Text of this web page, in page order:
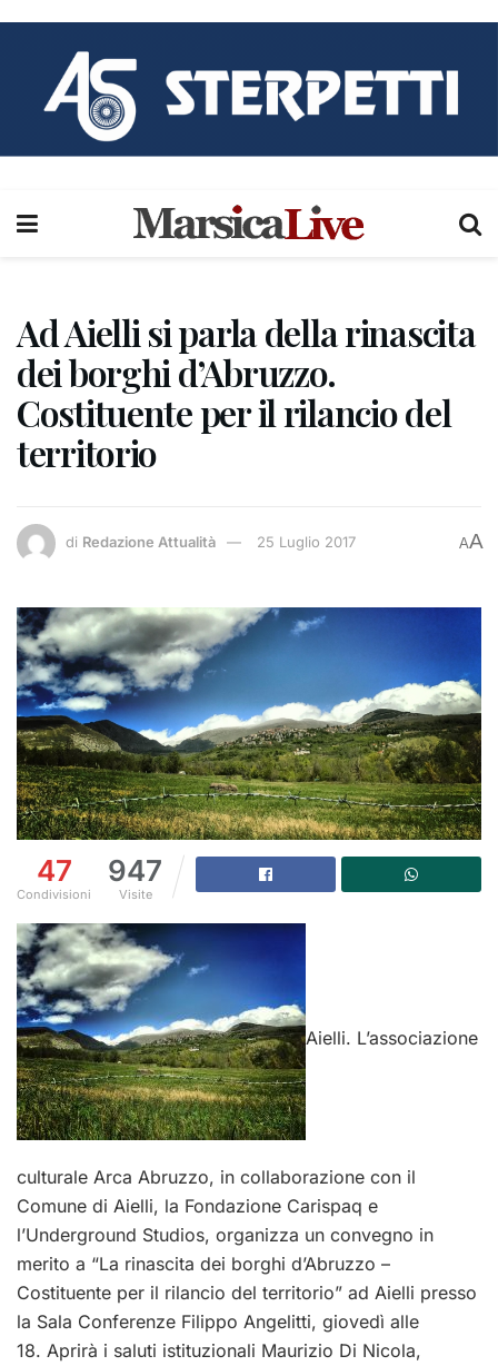
Ad Aielli si parla della rinascita
dei borghi d’Abruzzo.
Costituente per il rilancio del
territorio
di Redazione Attualità 25 Luglio 2017 AA
47
Condivisioni
947
Visite
Aielli. L’associazione
culturale Arca Abruzzo, in collaborazione con il
Comune di Aielli, la Fondazione Carispaq e
l’Underground Studios, organizza un convegno in
merito a “La rinascita dei borghi d’Abruzzo –
Costituente per il rilancio del territorio” ad Aielli presso
la Sala Conferenze Filippo Angelitti, giovedì alle
18. Aprirà i saluti istituzionali Maurizio Di Nicola,